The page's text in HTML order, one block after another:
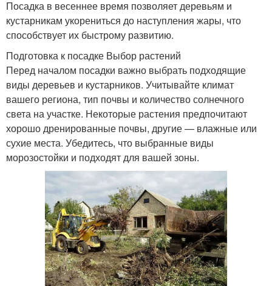
Посадка в весеннее время позволяет деревьям и
кустарникам укорениться до наступления жары, что
способствует их быстрому развитию.
Подготовка к посадке Выбор растений
Перед началом посадки важно выбрать подходящие
виды деревьев и кустарников. Учитывайте климат
вашего региона, тип почвы и количество солнечного
света на участке. Некоторые растения предпочитают
хорошо дренированные почвы, другие — влажные или
сухие места. Убедитесь, что выбранные виды
морозостойки и подходят для вашей зоны.